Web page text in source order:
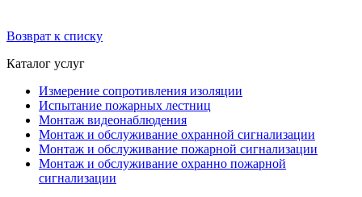
Возврат к списку
Каталог услуг
Измерение сопротивления изоляции
Испытание пожарных лестниц
Монтаж видеонаблюдения
Монтаж и обслуживание охранной сигнализации
Монтаж и обслуживание пожарной сигнализации
Монтаж и обслуживание охранно пожарной
сигнализации